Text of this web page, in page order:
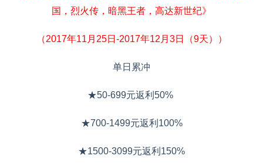
国，烈火传，暗黑王者，高达新世纪》
（2017年11月25日-2017年12月3日（9天））
单日累冲
★50-699元返利50%
★700-1499元返利100%
★1500-3099元返利150%